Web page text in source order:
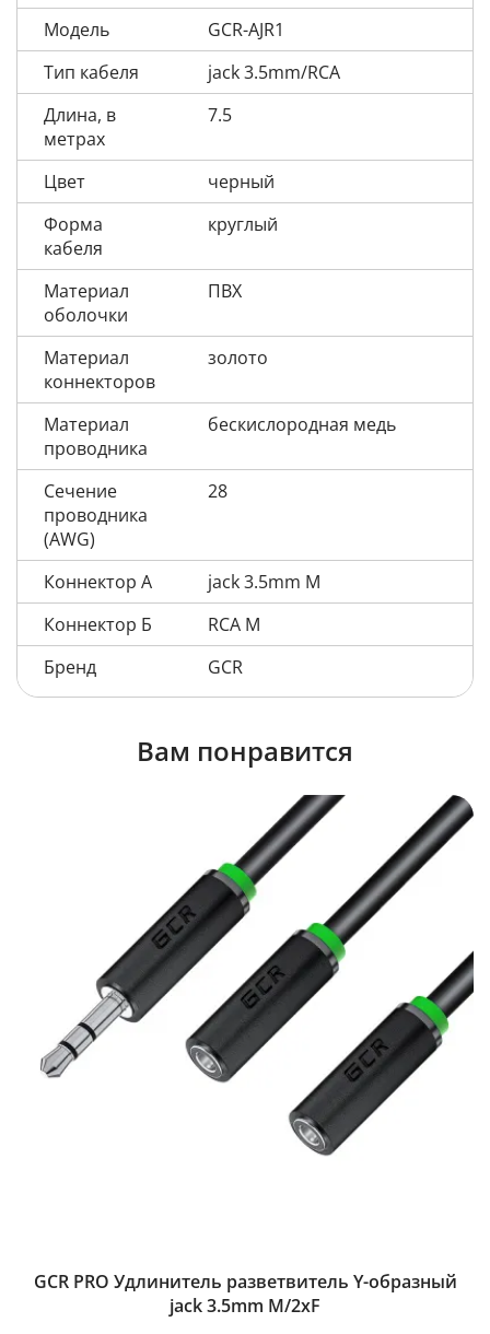
Модель
GCR-AJR1
Тип кабеля
jack 3.5mm/RCA
Длина, в
метрах
7.5
Цвет
черный
Форма
кабеля
круглый
Материал
оболочки
ПВХ
Материал
коннекторов
золото
Материал
проводника
бескислородная медь
Сечение
проводника
(AWG)
28
Коннектор А
jack 3.5mm M
Коннектор Б
RCA M
Бренд
GCR
Вам понравится
GCR PRO Удлинитель разветвитель Y-образный
jack 3.5mm M/2xF